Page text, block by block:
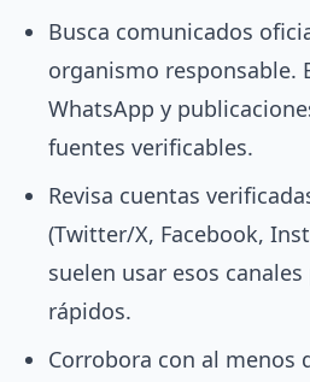
Busca comunicados
organismo responsable.
WhatsApp y
fuentes verificables.
Revisa cuentas
(Twitter/X, Facebook,
suelen usar esos
rápidos.
Corrobora con al menos